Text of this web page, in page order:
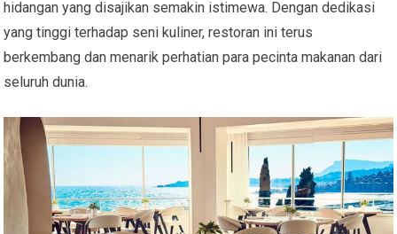
hidangan yang disajikan semakin istimewa. Dengan dedikasi
yang tinggi terhadap seni kuliner, restoran ini terus
berkembang dan menarik perhatian para pecinta makanan dari
seluruh dunia.